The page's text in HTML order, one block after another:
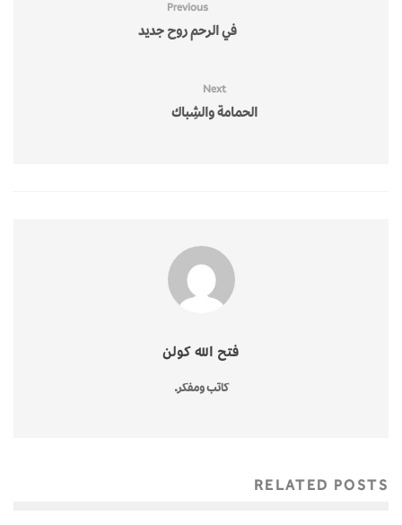
Previous
في الرحم روح جديد
Next
الحمامة والشِباك
فتح الله كولن
كاتب ومفكر.
RELATED POSTS